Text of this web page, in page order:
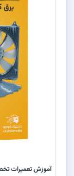
آموزش تعمیرات